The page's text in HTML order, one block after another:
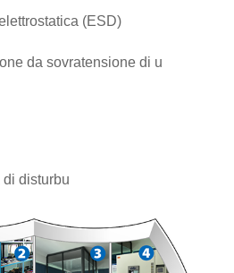
(ESD)
da sovratensione di u
di disturbu